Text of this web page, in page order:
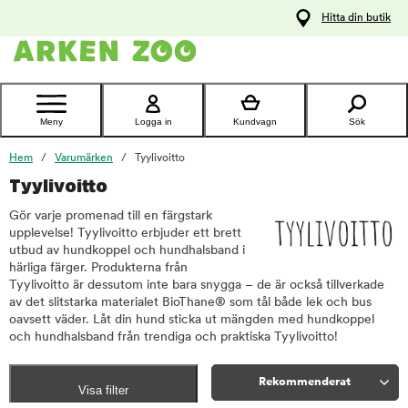
Kontakta
Hitta din butik
Meny Logga in Kundvagn Sök
Hem Varumärken Tyylivoitto
Tyylivoitto
Gör varje promenad till en färgstark
upplevelse! Tyylivoitto erbjuder ett brett
utbud av hundkoppel och hundhalsband i
härliga färger. Produkterna från
Tyylivoitto är dessutom inte bara snygga – de är också tillverkade
av det slitstarka materialet BioThane® som tål både lek och bus
oavsett väder. Låt din hund sticka ut mängden med hundkoppel
och hundhalsband från trendiga och praktiska Tyylivoitto!
Visa filter
Rekommenderat